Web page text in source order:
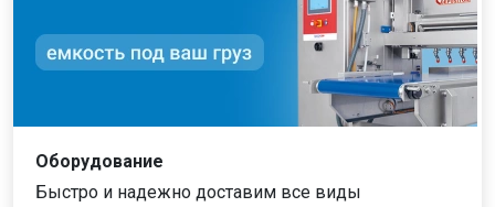
Оборудование
Быстро и надежно доставим все виды